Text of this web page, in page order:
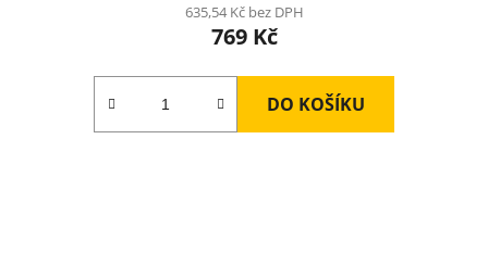
635,54 Kč bez DPH
769 Kč
DO KOŠÍKU